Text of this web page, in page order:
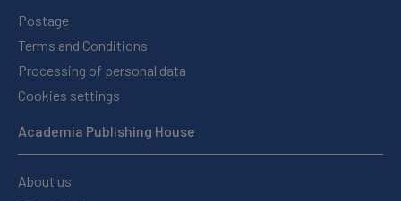
Postage
Terms and Conditions
Processing of personal data
Cookies settings
Academia Publishing House
About us